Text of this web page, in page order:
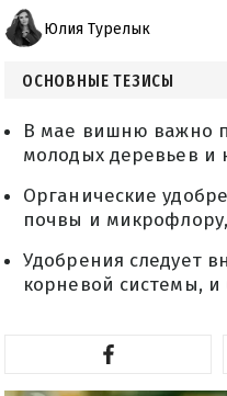
Юлия Турелык
ОСНОВНЫЕ ТЕЗИСЫ
В мае вишню важно
молодых деревьев и
Органические
почвы и
Удобрения следует
корневой системы,